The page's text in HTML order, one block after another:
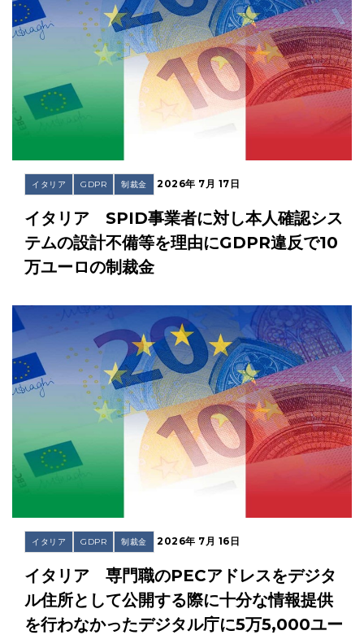
イタリア GDPR 制裁金 2026年 7月 17日
イタリア SPID事業者に対し本人確認シス
テムの設計不備等を理由にGDPR違反で10
万ユーロの制裁金
イタリア GDPR 制裁金 2026年 7月 16日
イタリア 専門職のPECアドレスをデジタ
ル住所として公開する際に十分な情報提供
を行わなかったデジタル庁に5万5,000ユー